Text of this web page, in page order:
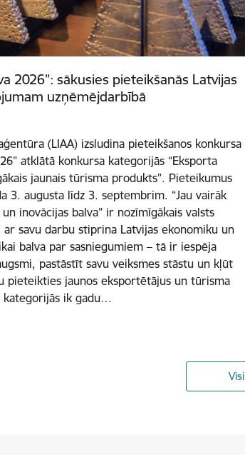
2026”: sākusies pieteikšanās Latvijas
uzņēmējdarbībā
(LIAA) izsludina pieteikšanos konkursa
atklātā konkursa kategorijās “Eksporta
jaunais tūrisma produkts”. Pieteikumus
3. augusta līdz 3. septembrim. “Jau vairāk
inovācijas balva” ir nozīmīgākais valsts
savu darbu stiprina Latvijas ekonomiku un
balva par sasniegumiem – tā ir iespēja
pastāstīt savu veiksmes stāstu un kļūt
pieteikties jaunos eksportētājus un tūrisma
kategorijās ik gadu…